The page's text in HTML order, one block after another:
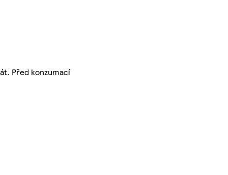
Před konzumací